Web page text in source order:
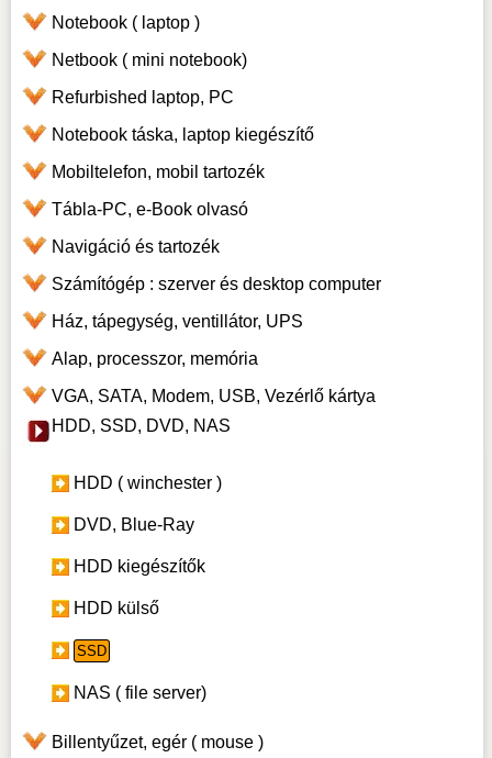
Notebook ( laptop )
Netbook ( mini notebook)
Refurbished laptop, PC
Notebook táska, laptop kiegészítő
Mobiltelefon, mobil tartozék
Tábla-PC, e-Book olvasó
Navigáció és tartozék
Számítógép : szerver és desktop computer
Ház, tápegység, ventillátor, UPS
Alap, processzor, memória
VGA, SATA, Modem, USB, Vezérlő kártya
HDD, SSD, DVD, NAS
HDD ( winchester )
DVD, Blue-Ray
HDD kiegészítők
HDD külső
SSD
NAS ( file server)
Billentyűzet, egér ( mouse )